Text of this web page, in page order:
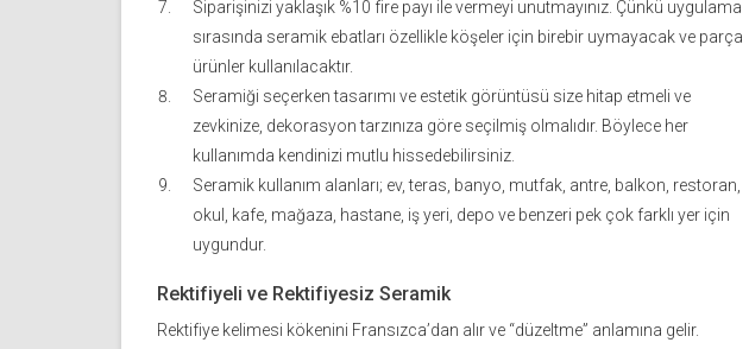
Siparişinizi yaklaşık %10 fire payı ile vermeyi unutmayınız. Çünkü uygulama
sırasında seramik ebatları özellikle köşeler için birebir uymayacak ve parça
ürünler kullanılacaktır.
Seramiği seçerken tasarımı ve estetik görüntüsü size hitap etmeli ve
zevkinize, dekorasyon tarzınıza göre seçilmiş olmalıdır. Böylece her
kullanımda kendinizi mutlu hissedebilirsiniz.
Seramik kullanım alanları; ev, teras, banyo, mutfak, antre, balkon, restoran,
okul, kafe, mağaza, hastane, iş yeri, depo ve benzeri pek çok farklı yer için
uygundur.
Rektifiyeli ve Rektifiyesiz Seramik
Rektifiye kelimesi kökenini Fransızca’dan alır ve “düzeltme” anlamına gelir.